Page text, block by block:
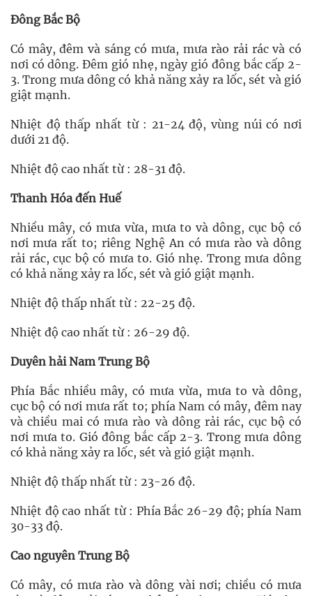
Đông Bắc Bộ
Có mây, đêm và sáng có mưa, mưa rào rải rác và có
nơi có dông. Đêm gió nhẹ, ngày gió đông bắc cấp 2-
3. Trong mưa dông có khả năng xảy ra lốc, sét và gió
giật mạnh.
Nhiệt độ thấp nhất từ : 21-24 độ, vùng núi có nơi
dưới 21 độ.
Nhiệt độ cao nhất từ : 28-31 độ.
Thanh Hóa đến Huế
Nhiều mây, có mưa vừa, mưa to và dông, cục bộ có
nơi mưa rất to; riêng Nghệ An có mưa rào và dông
rải rác, cục bộ có mưa to. Gió nhẹ. Trong mưa dông
có khả năng xảy ra lốc, sét và gió giật mạnh.
Nhiệt độ thấp nhất từ : 22-25 độ.
Nhiệt độ cao nhất từ : 26-29 độ.
Duyên hải Nam Trung Bộ
Phía Bắc nhiều mây, có mưa vừa, mưa to và dông,
cục bộ có nơi mưa rất to; phía Nam có mây, đêm nay
và chiều mai có mưa rào và dông rải rác, cục bộ có
nơi mưa to. Gió đông bắc cấp 2-3. Trong mưa dông
có khả năng xảy ra lốc, sét và gió giật mạnh.
Nhiệt độ thấp nhất từ : 23-26 độ.
Nhiệt độ cao nhất từ : Phía Bắc 26-29 độ; phía Nam
30-33 độ.
Cao nguyên Trung Bộ
Có mây, có mưa rào và dông vài nơi; chiều có mưa